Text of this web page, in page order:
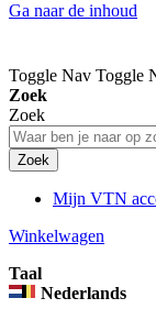
Ga naar de inhoud
Toggle Nav Toggle
Zoek
Zoek
Zoek
Mijn VTN
Winkelwagen
Taal
Nederlands